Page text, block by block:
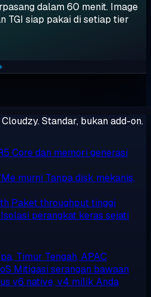
dalam 60 menit. Image
TGI siap pakai di setiap tier
Standar, bukan add-on.
Core dan memori generasi
murni Tanpa disk mekanis,
Paket throughput tinggi
Isolasi perangkat keras sejati
Timur Tengah, APAC
Mitigasi serangan bawaan
v6 native, v4 milik Anda